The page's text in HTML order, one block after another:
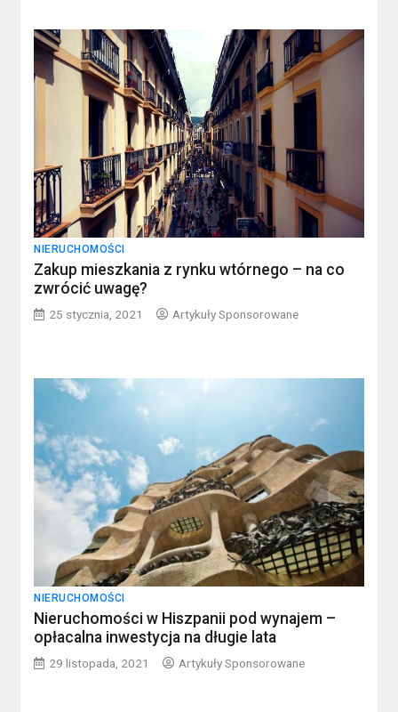
NIERUCHOMOŚCI
Zakup mieszkania z rynku wtórnego – na co
zwrócić uwagę?
25 stycznia, 2021 Artykuły Sponsorowane
NIERUCHOMOŚCI
Nieruchomości w Hiszpanii pod wynajem –
opłacalna inwestycja na długie lata
29 listopada, 2021 Artykuły Sponsorowane